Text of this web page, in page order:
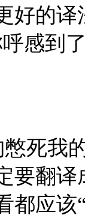
好的
感到
死我
要翻
都应该